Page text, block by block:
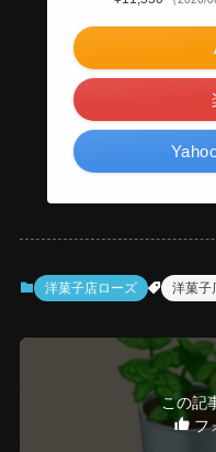
洋菓子店ローズ 洋菓子
この記
フ